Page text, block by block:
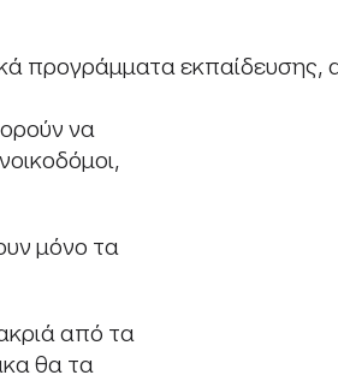
προγράμματα
να
μόνο τα
από τα
θα τα